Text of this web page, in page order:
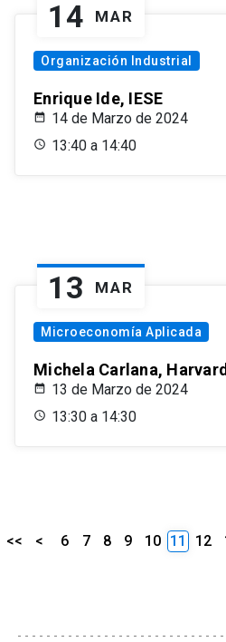
14 MAR
Organización Industrial
Enrique Ide, IESE
14 de Marzo de 2024
13:40 a 14:40
13 MAR
Microeconomía Aplicada
Michela Carlana,
13 de Marzo de 2024
13:30 a 14:30
<< < 6 7 8 9 10 11 12